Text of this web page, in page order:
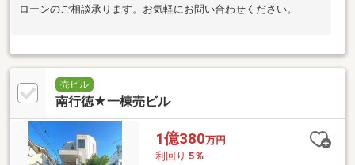
ローンのご相談承ります。お気軽にお問い合わせください。
売ビル
南行徳★一棟売ビル
1億380万円
利回り 5％